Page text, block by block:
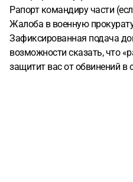
Рапорт командиру части
Жалоба в военную
Зафиксированная подача
возможности сказать, что
защитит вас от обвинений в